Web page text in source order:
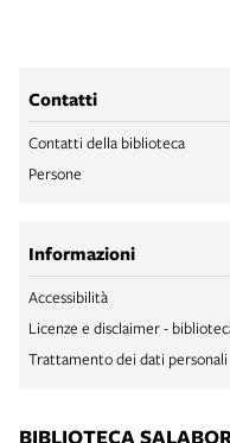
Contatti
Contatti della biblioteca
Persone
Informazioni
Accessibilità
Licenze e disclaimer -
Trattamento dei dati personali
BIBLIOTECA